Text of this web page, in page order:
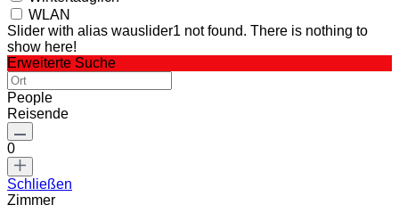
WLAN
Slider with alias wauslider1 not found. There is nothing to
show here!
Erweiterte Suche
People
Reisende
0
Schließen
Zimmer